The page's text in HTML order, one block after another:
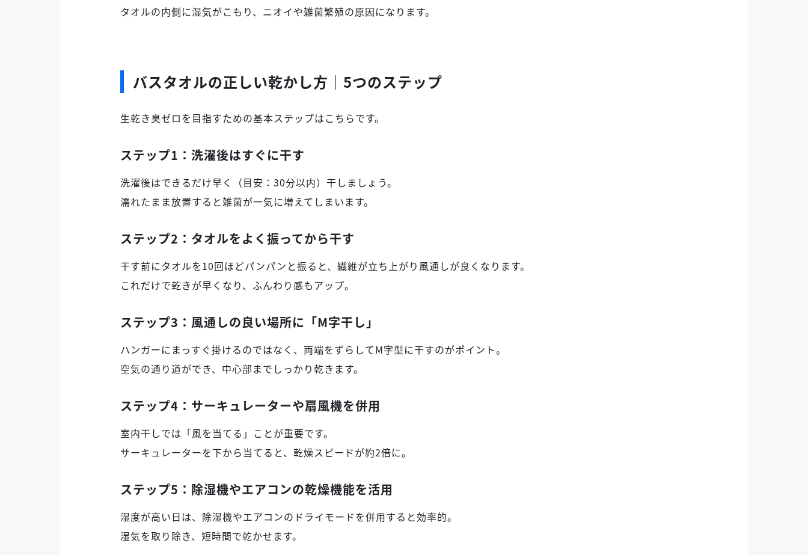
タオルの内側に湿気がこもり、ニオイや雑菌繁殖の原因になります。
バスタオルの正しい乾かし方｜5つのステップ
生乾き臭ゼロを目指すための基本ステップはこちらです。
ステップ1：洗濯後はすぐに干す
洗濯後はできるだけ早く（目安：30分以内）干しましょう。
濡れたまま放置すると雑菌が一気に増えてしまいます。
ステップ2：タオルをよく振ってから干す
干す前にタオルを10回ほどパンパンと振ると、繊維が立ち上がり風通しが良くなります。
これだけで乾きが早くなり、ふんわり感もアップ。
ステップ3：風通しの良い場所に「M字干し」
ハンガーにまっすぐ掛けるのではなく、両端をずらしてM字型に干すのがポイント。
空気の通り道ができ、中心部までしっかり乾きます。
ステップ4：サーキュレーターや扇風機を併用
室内干しでは「風を当てる」ことが重要です。
サーキュレーターを下から当てると、乾燥スピードが約2倍に。
ステップ5：除湿機やエアコンの乾燥機能を活用
湿度が高い日は、除湿機やエアコンのドライモードを併用すると効率的。
湿気を取り除き、短時間で乾かせます。